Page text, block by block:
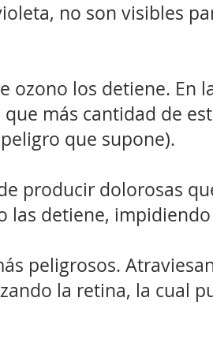
no son visibles
ozono los detiene. En
más cantidad de
que supone).
producir dolorosas
las detiene,
peligrosos.
la retina, la cual